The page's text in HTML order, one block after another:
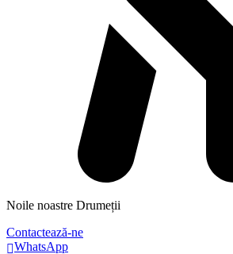
Noile noastre Drumeții
Contactează-ne
WhatsApp